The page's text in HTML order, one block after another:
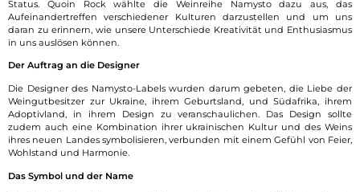
Status. Quoin Rock wählte die Weinreihe Namysto dazu aus, das
Aufeinandertreffen verschiedener Kulturen darzustellen und um uns
daran zu erinnern, wie unsere Unterschiede Kreativität und Enthusiasmus
in uns auslösen können.
Der Auftrag an die Designer
Die Designer des Namysto-Labels wurden darum gebeten, die Liebe der
Weingutbesitzer zur Ukraine, ihrem Geburtsland, und Südafrika, ihrem
Adoptivland, in ihrem Design zu veranschaulichen. Das Design sollte
zudem auch eine Kombination ihrer ukrainischen Kultur und des Weins
ihres neuen Landes symbolisieren, verbunden mit einem Gefühl von Feier,
Wohlstand und Harmonie.
Das Symbol und der Name